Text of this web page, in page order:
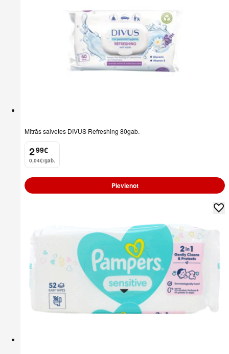
Mitrās salvetes DIVUS Refreshing 80gab.
2
. 99€
0,04€/gab.
Pievienot